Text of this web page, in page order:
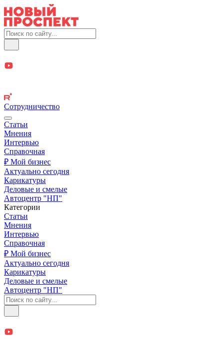
Сотрудничество
Статьи
Мнения
Интервью
Справочная
₽ Мой бизнес
Актуально сегодня
Карикатуры
Деловые и смелые
Автоцентр "НП"
Категории
Статьи
Мнения
Интервью
Справочная
₽ Мой бизнес
Актуально сегодня
Карикатуры
Деловые и смелые
Автоцентр "НП"